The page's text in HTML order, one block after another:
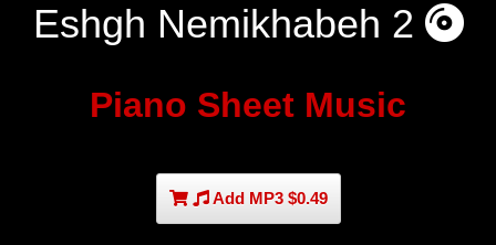
Eshgh Nemikhabeh 2
Piano Sheet Music
Add MP3 $0.49